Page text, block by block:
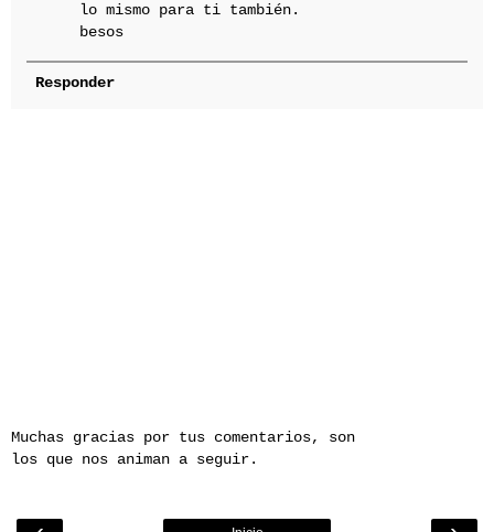
lo mismo para ti también.
besos
Responder
Muchas gracias por tus comentarios, son
los que nos animan a seguir.